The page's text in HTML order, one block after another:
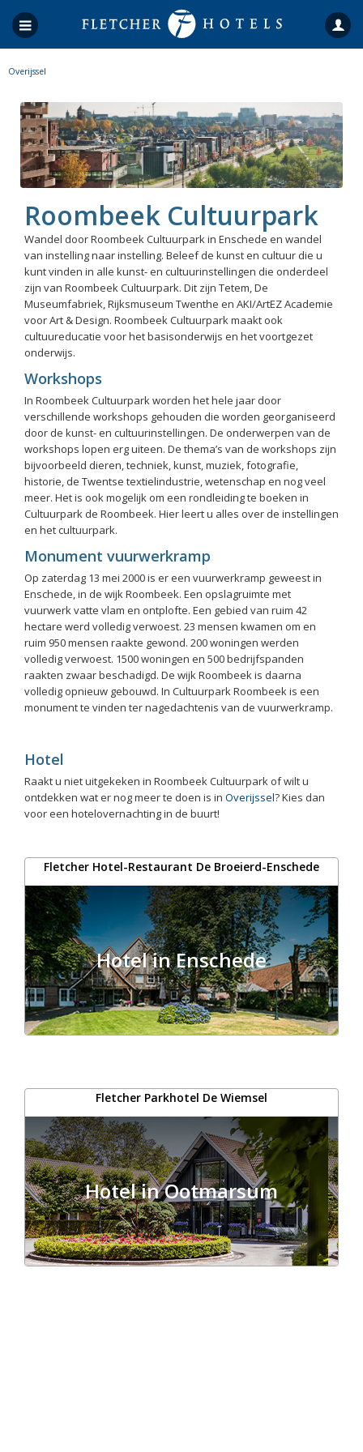
Overijssel
Roombeek Cultuurpark
Wandel door Roombeek Cultuurpark in Enschede en wandel
van instelling naar instelling. Beleef de kunst en cultuur die u
kunt vinden in alle kunst- en cultuurinstellingen die onderdeel
zijn van Roombeek Cultuurpark. Dit zijn Tetem, De
Museumfabriek, Rijksmuseum Twenthe en AKI/ArtEZ Academie
voor Art & Design. Roombeek Cultuurpark maakt ook
cultuureducatie voor het basisonderwijs en het voortgezet
onderwijs.
Workshops
In Roombeek Cultuurpark worden het hele jaar door
verschillende workshops gehouden die worden georganiseerd
door de kunst- en cultuurinstellingen. De onderwerpen van de
workshops lopen erg uiteen. De thema’s van de workshops zijn
bijvoorbeeld dieren, techniek, kunst, muziek, fotografie,
historie, de Twentse textielindustrie, wetenschap en nog veel
meer. Het is ook mogelijk om een rondleiding te boeken in
Cultuurpark de Roombeek. Hier leert u alles over de instellingen
en het cultuurpark.
Monument vuurwerkramp
Op zaterdag 13 mei 2000 is er een vuurwerkramp geweest in
Enschede, in de wijk Roombeek. Een opslagruimte met
vuurwerk vatte vlam en ontplofte. Een gebied van ruim 42
hectare werd volledig verwoest. 23 mensen kwamen om en
ruim 950 mensen raakte gewond. 200 woningen werden
volledig verwoest. 1500 woningen en 500 bedrijfspanden
raakten zwaar beschadigd. De wijk Roombeek is daarna
volledig opnieuw gebouwd. In Cultuurpark Roombeek is een
monument te vinden ter nagedachtenis van de vuurwerkramp.
Hotel
Raakt u niet uitgekeken in Roombeek Cultuurpark of wilt u
ontdekken wat er nog meer te doen is in Overijssel? Kies dan
voor een hotelovernachting in de buurt!
Fletcher Hotel-Restaurant De Broeierd-Enschede
Hotel in Enschede
Fletcher Parkhotel De Wiemsel
Hotel in Ootmarsum